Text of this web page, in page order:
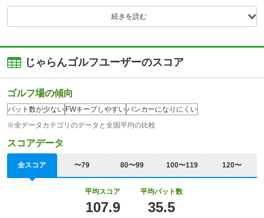
続きを読む
じゃらんゴルフユーザーのスコア
ゴルフ場の傾向
パット数が少ない FWキープしやすいバンカーになりにくい
※全データカテゴリのデータと全国平均の比較
スコアデータ
全スコア 〜79 80〜99 100〜119 120〜
平均スコア
107.9
平均パット数
35.5